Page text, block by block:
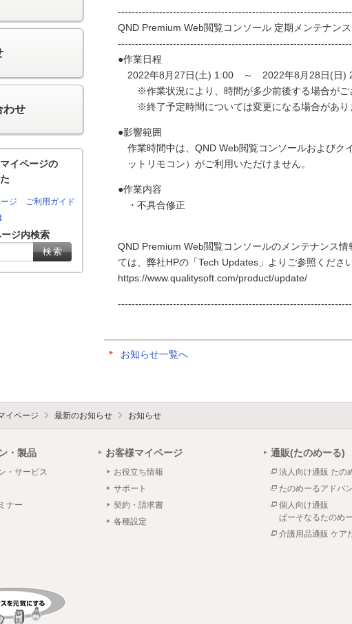
QND Premium Web閲覧コンソール 定期メンテナン
●作業日程
2022年8月27日(土) 1:00 ～ 2022年8月28日(日)
※作業状況により、時間が多少前後する場合がご
※終了予定時間については変更になる場合があり
●影響範囲
作業時間中は、QND Web閲覧コンソールおよびク
ットリモコン）がご利用いただけません。
●作業内容
・不具合修正
QND Premium Web閲覧コンソールのメンテナンス情
ては、弊社HPの「Tech Updates」よりご参照ください
https://www.qualitysoft.com/product/update/
お知らせ一覧へ
わせ
イページの
ージ ご利用ガイド
ジ内検索
イページ 最新のお知らせ お知らせ
・製品
・サービス
ナー
お客様マイページ
お役立ち情報
サポート
契約・請求書
各種設定
通販(たのめーる)
法人向け通販 たの
たのめーるアドバ
個人向け通販
ぱーそなるたのめ
介護用品通販 ケア